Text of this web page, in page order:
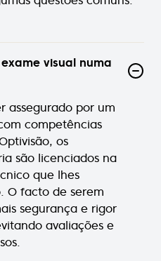
visual numa
assegurado por um
competências
os
são licenciados na
que lhes
O facto de serem
segurança e rigor
avaliações e